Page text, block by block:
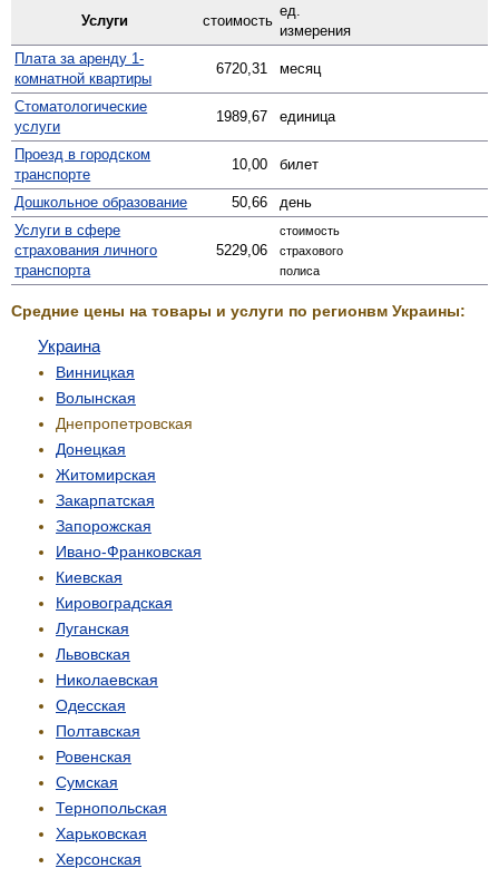
Услуги стоимость
ед.
измерения
Плата за аренду 1-
комнатной квартиры
6720,31 месяц
Стомато­логические
услуги
1989,67 единица
Проезд в городском
транспорте
10,00 билет
Дошкольное образование 50,66
день
Услуги в сфере
страхования личного
транспорта
5229,06
стоимость
страхового
полиса
Средние цены на товары и услуги по регионвм Украины:
Украина
Винницкая
Волынская
Днепропетровская
Донецкая
Житомирская
Закарпатская
Запорожская
Ивано-Франковская
Киевская
Кировоградская
Луганская
Львовская
Николаевская
Одесская
Полтавская
Ровенская
Сумская
Тернопольская
Харьковская
Херсонская